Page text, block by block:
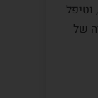
וטיפל
של